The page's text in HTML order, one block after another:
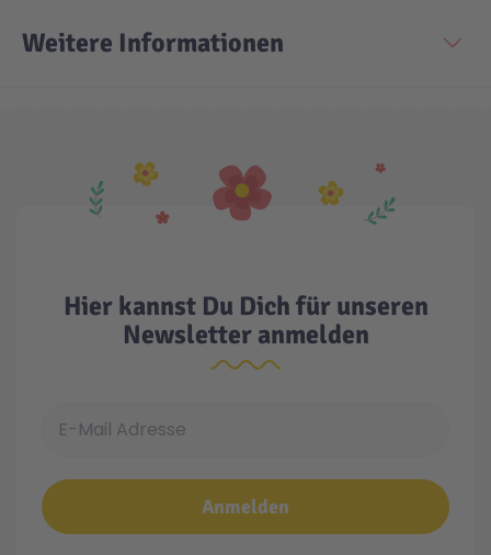
Weitere Informationen
Hier kannst Du Dich für unseren
Newsletter anmelden
Anmelden